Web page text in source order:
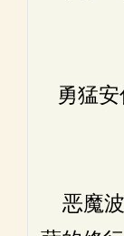
勇猛
恶魔波